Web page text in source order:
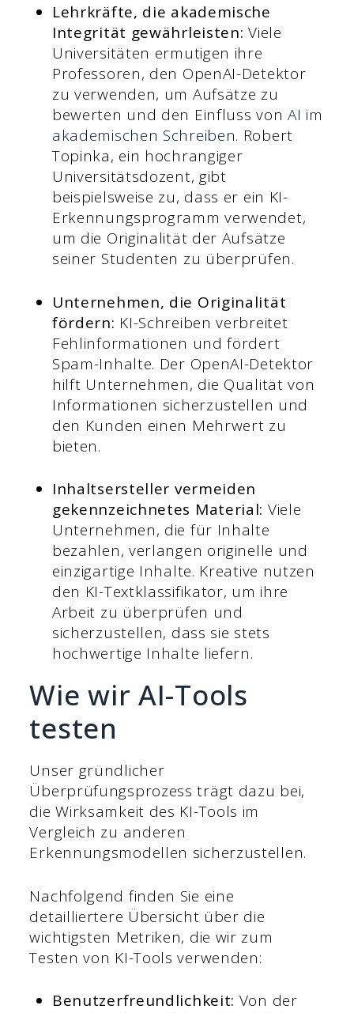
Lehrkräfte, die akademische
Integrität gewährleisten: Viele
Universitäten ermutigen ihre
Professoren, den OpenAI-Detektor
zu verwenden, um Aufsätze zu
bewerten und den Einfluss von AI im
akademischen Schreiben. Robert
Topinka, ein hochrangiger
Universitätsdozent, gibt
beispielsweise zu, dass er ein KI-
Erkennungsprogramm verwendet,
um die Originalität der Aufsätze
seiner Studenten zu überprüfen.
Unternehmen, die Originalität
fördern: KI-Schreiben verbreitet
Fehlinformationen und fördert
Spam-Inhalte. Der OpenAI-Detektor
hilft Unternehmen, die Qualität von
Informationen sicherzustellen und
den Kunden einen Mehrwert zu
bieten.
Inhaltsersteller vermeiden
gekennzeichnetes Material: Viele
Unternehmen, die für Inhalte
bezahlen, verlangen originelle und
einzigartige Inhalte. Kreative nutzen
den KI-Textklassifikator, um ihre
Arbeit zu überprüfen und
sicherzustellen, dass sie stets
hochwertige Inhalte liefern.
Wie wir AI-Tools
testen
Unser gründlicher
Überprüfungsprozess trägt dazu bei,
die Wirksamkeit des KI-Tools im
Vergleich zu anderen
Erkennungsmodellen sicherzustellen.
Nachfolgend finden Sie eine
detailliertere Übersicht über die
wichtigsten Metriken, die wir zum
Testen von KI-Tools verwenden:
Benutzerfreundlichkeit: Von der